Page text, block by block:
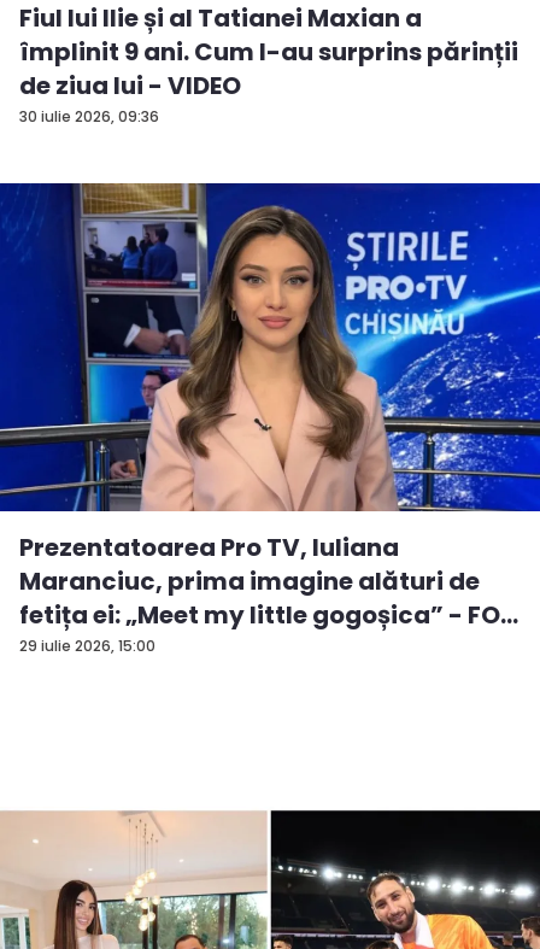
30 iulie 2026, 09:36
Fiul lui Ilie și al Tatianei Maxian a
împlinit 9 ani. Cum l-au surprins părinții
de ziua lui - VIDEO
29 iulie 2026, 15:00
Prezentatoarea Pro TV, Iuliana
Maranciuc, prima imagine alături de
fetița ei: „Meet my little gogoșica” - FO...